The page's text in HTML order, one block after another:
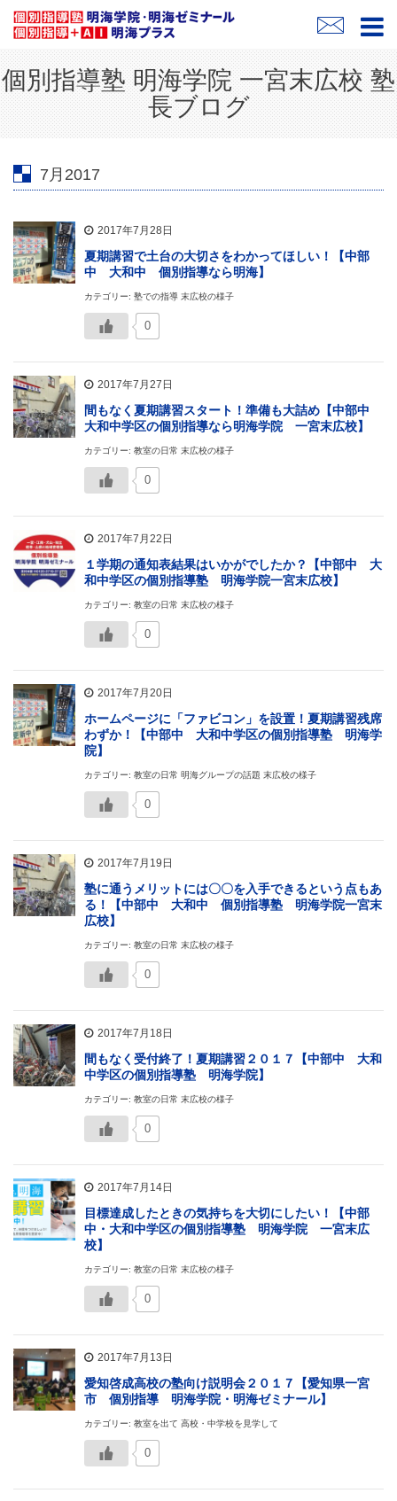
個別指導塾 明海学院 一宮末広校 塾
長ブログ
7月2017
2017年7月28日
夏期講習で土台の大切さをわかってほしい！【中部
中 大和中 個別指導なら明海】
カテゴリー: 塾での指導 末広校の様子
0
2017年7月27日
間もなく夏期講習スタート！準備も大詰め【中部中
大和中学区の個別指導なら明海学院 一宮末広校】
カテゴリー: 教室の日常 末広校の様子
0
2017年7月22日
１学期の通知表結果はいかがでしたか？【中部中 大
和中学区の個別指導塾 明海学院一宮末広校】
カテゴリー: 教室の日常 末広校の様子
0
2017年7月20日
ホームページに「ファビコン」を設置！夏期講習残席
わずか！【中部中 大和中学区の個別指導塾 明海学
院】
カテゴリー: 教室の日常 明海グループの話題 末広校の様子
0
2017年7月19日
塾に通うメリットには〇〇を入手できるという点もあ
る！【中部中 大和中 個別指導塾 明海学院一宮末
広校】
カテゴリー: 教室の日常 末広校の様子
0
2017年7月18日
間もなく受付終了！夏期講習２０１７【中部中 大和
中学区の個別指導塾 明海学院】
カテゴリー: 教室の日常 末広校の様子
0
2017年7月14日
目標達成したときの気持ちを大切にしたい！【中部
中・大和中学区の個別指導塾 明海学院 一宮末広
校】
カテゴリー: 教室の日常 末広校の様子
0
2017年7月13日
愛知啓成高校の塾向け説明会２０１７【愛知県一宮
市 個別指導 明海学院・明海ゼミナール】
カテゴリー: 教室を出て 高校・中学校を見学して
0